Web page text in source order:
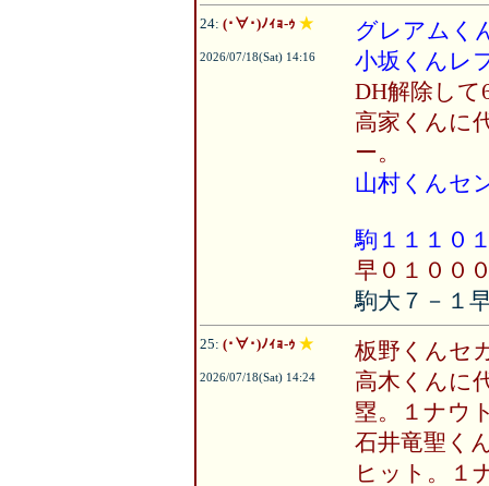
24: (･∀･)ﾉｨｮ-ｩ ★
2026/07/18(Sat) 14:16
グレアムく
小坂くんレ
DH解除して
高家くんに
ー。
山村くんセ
駒１１１０
早０１００
駒大７－１
25: (･∀･)ﾉｨｮ-ｩ ★
2026/07/18(Sat) 14:24
板野くんセ
高木くんに
塁。１ナウ
石井竜聖く
ヒット。１